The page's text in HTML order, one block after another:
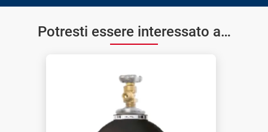
Potresti essere interessato a…